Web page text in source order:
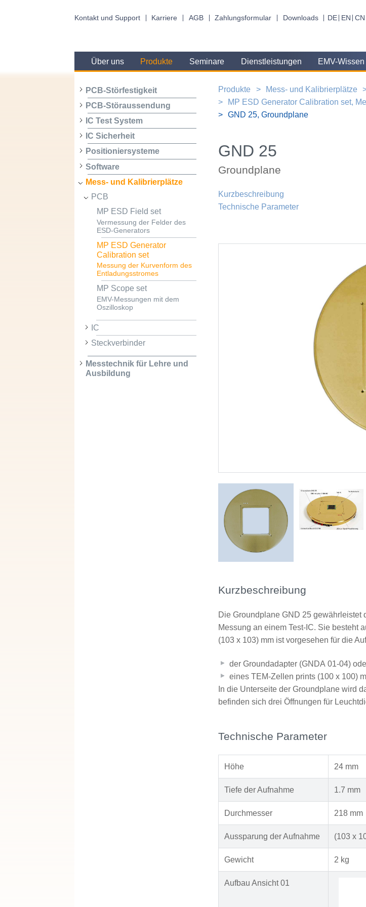
Kontakt und Support Karriere AGB Zahlungsformular Downloads DE EN CN
Über uns Produkte Seminare Dienstleistungen EMV-Wissen
PCB-Störfestigkeit
PCB-Störaussendung
IC Test System
IC Sicherheit
Positioniersysteme
Software
Mess- und Kalibrierplätze
PCB
MP ESD Field set
Vermessung der Felder des
ESD-Generators
MP ESD Generator
Calibration set
Messung der Kurvenform des
Entladungsstromes
MP Scope set
EMV-Messungen mit dem
Oszilloskop
IC
Steckverbinder
Messtechnik für Lehre und
Ausbildung
Produkte Mess- und Kalibrierplätze
MP ESD Generator Calibration set,
GND 25, Groundplane
GND 25
Groundplane
Kurzbeschreibung
Technische Parameter
Kurzbeschreibung
Die Groundplane GND 25
Messung an einem Test-IC. Sie besteht
(103 x 103) mm ist vorgesehen für die
der Groundadapter (GNDA 01-04)
eines TEM-Zellen prints (100 x 100)
In die Unterseite der Groundplane wird
befinden sich drei Öffnungen für
Technische Parameter
Höhe 24 mm
Tiefe der Aufnahme 1.7 mm
Durchmesser 218 mm
Aussparung der Aufnahme (103 x
Gewicht 2 kg
Aufbau Ansicht 01